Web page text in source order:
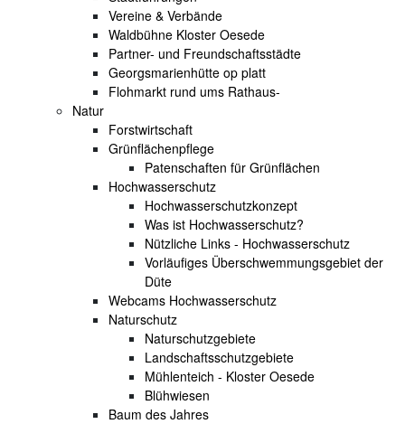
Vereine & Verbände
Waldbühne Kloster Oesede
Partner- und Freundschaftsstädte
Georgsmarienhütte op platt
Flohmarkt rund ums Rathaus-
Natur
Forstwirtschaft
Grünflächenpflege
Patenschaften für Grünflächen
Hochwasserschutz
Hochwasserschutzkonzept
Was ist Hochwasserschutz?
Nützliche Links - Hochwasserschutz
Vorläufiges Überschwemmungsgebiet der
Düte
Webcams Hochwasserschutz
Naturschutz
Naturschutzgebiete
Landschaftsschutzgebiete
Mühlenteich - Kloster Oesede
Blühwiesen
Baum des Jahres